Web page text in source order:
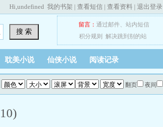
Hi,undefined 我的书架 | 查看短信 | 查看资料 | 退出登录
搜 索
留言： 通过邮件、 站内短信
积分规则
解决跳到别的站
耽美小说 仙侠小说 阅读记录
翻页 夜间